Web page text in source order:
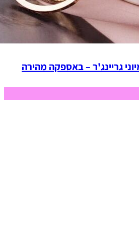
גריינג'ר – באספקה מהירה